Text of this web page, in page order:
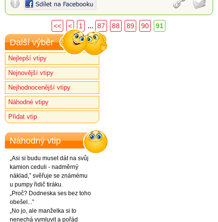
<< < 1 ... 87 88 89 90 91
Další výběr
Nejlepší vtipy
Nejnovější vtipy
Nejhodnocenější vtipy
Náhodné vtipy
Přidat vtip
Náhodný vtip
„Asi si budu muset dát na svůj
kamion ceduli - nadměrný
náklad,” svěřuje se známému
u pumpy řidič tiráku.
„Proč? Dodneska ses bez toho
obešel...”
„No jo, ale manželka si to
nenechá vymluvit a pořád